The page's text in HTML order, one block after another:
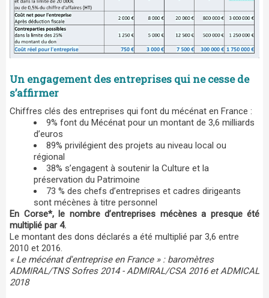
Un engagement des entreprises qui ne cesse de
s’affirmer
Chiffres clés des entreprises qui font du mécénat en France :
9% font du Mécénat pour un montant de 3,6 milliards
d’euros
89% privilégient des projets au niveau local ou
régional
38% s’engagent à soutenir la Culture et la
préservation du Patrimoine
73 % des chefs d’entreprises et cadres dirigeants
sont mécènes à titre personnel
En Corse*, le nombre d’entreprises mécènes a presque été
multiplié par 4.
Le montant des dons déclarés a été multiplié par 3,6 entre
2010 et 2016.
« Le mécénat d'entreprise en France » : baromètres
ADMIRAL/TNS Sofres 2014 - ADMIRAL/CSA 2016 et ADMICAL
2018